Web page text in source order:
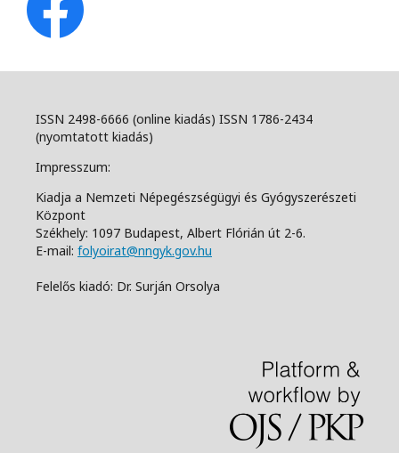
ISSN 2498-6666 (online kiadás) ISSN 1786-2434
(nyomtatott kiadás)
Impresszum:
Kiadja a Nemzeti Népegészségügyi és Gyógyszerészeti
Központ
Székhely: 1097 Budapest, Albert Flórián út 2-6.
E-mail: folyoirat@nngyk.gov.hu
Felelős kiadó: Dr. Surján Orsolya